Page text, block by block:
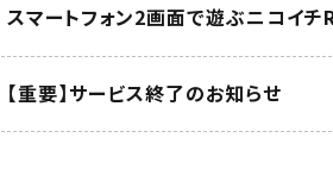
スマートフォン2画面で遊ぶニコイ
【重要】サービス終了のお知らせ